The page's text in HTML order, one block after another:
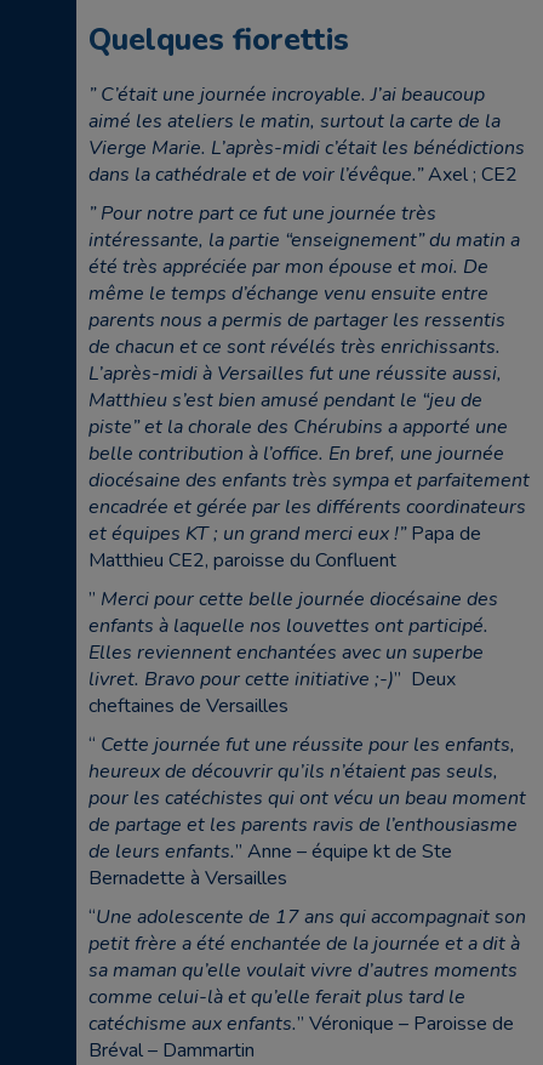
Quelques fiorettis
” C’était une journée incroyable. J’ai beaucoup
aimé les ateliers le matin, surtout la carte de la
Vierge Marie. L’après-midi c’était les bénédictions
dans la cathédrale et de voir l’évêque.”Axel ; CE2
” Pour notre part ce fut une journée très
intéressante, la partie “enseignement” du matin a
été très appréciée par mon épouse et moi. De
même le temps d’échange venu ensuite entre
parents nous a permis de partager les ressentis
de chacun et ce sont révélés très enrichissants.
L’après-midi à Versailles fut une réussite aussi,
Matthieu s’est bien amusé pendant le “jeu de
piste” et la chorale des Chérubins a apporté une
belle contribution à l’office. En bref, une journée
diocésaine des enfants très sympa et parfaitement
encadrée et gérée par les différents coordinateurs
et équipes KT ; un grand merci eux !”Papa de
Matthieu CE2, paroisse du Confluent
” Merci pour cette belle journée diocésaine des
enfants à laquelle nos louvettes ont participé.
Elles reviennent enchantées avec un superbe
livret. Bravo pour cette initiative ;-)” Deux
cheftaines de Versailles
“ Cette journée fut une réussite pour les enfants,
heureux de découvrir qu’ils n’étaient pas seuls,
pour les catéchistes qui ont vécu un beau moment
de partage et les parents ravis de l’enthousiasme
de leurs enfants.” Anne – équipe kt de Ste
Bernadette à Versailles
“Une adolescente de 17 ans qui accompagnait son
petit frère a été enchantée de la journée et a dit à
sa maman qu’elle voulait vivre d’autres moments
comme celui-là et qu’elle ferait plus tard le
catéchisme aux enfants.” Véronique – Paroisse de
Bréval – Dammartin